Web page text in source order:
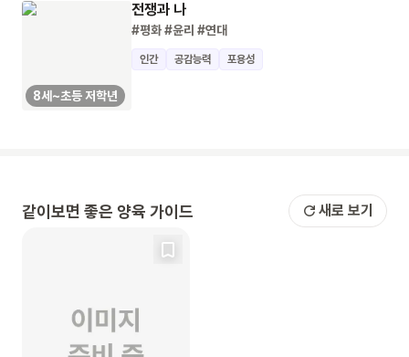
8세~초등 저학년
전쟁과 나
#평화#윤리 #연대
인간 공감능력 포용성
같이보면 좋은 양육 가이드 새로 보기